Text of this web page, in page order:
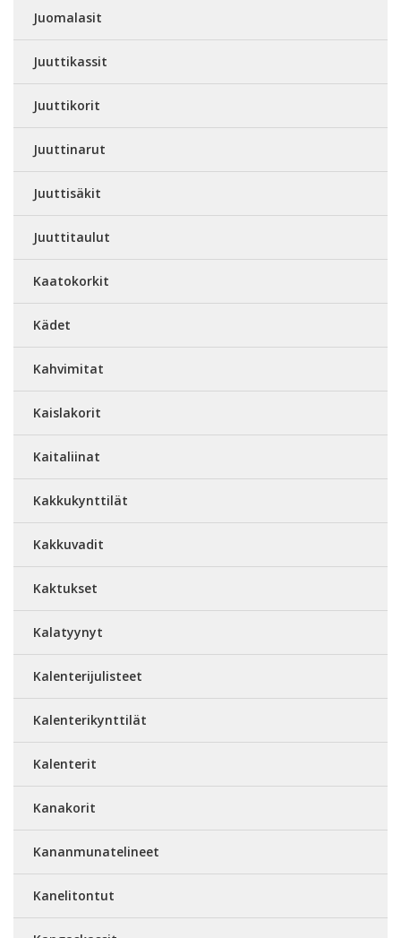
Juomalasit
Juuttikassit
Juuttikorit
Juuttinarut
Juuttisäkit
Juuttitaulut
Kaatokorkit
Kädet
Kahvimitat
Kaislakorit
Kaitaliinat
Kakkukynttilät
Kakkuvadit
Kaktukset
Kalatyynyt
Kalenterijulisteet
Kalenterikynttilät
Kalenterit
Kanakorit
Kananmunatelineet
Kanelitontut